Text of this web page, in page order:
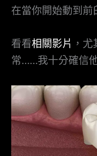
在當你開始動到前
看看相關影片 ，
常……我十分確信